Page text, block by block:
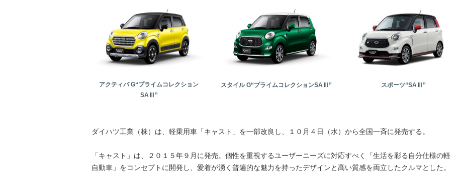
アクティバ G“プライムコレクション
SAⅢ”
スタイル G“プライムコレクションSAⅢ” スポーツ“SAⅢ”
ダイハツ工業（株）は、軽乗用車「キャスト」を一部改良し、１０月４日（水）から全国一斉に発売する。
「キャスト」は、２０１５年９月に発売。個性を重視するユーザーニーズに対応すべく「生活を彩る自分仕様の軽
自動車」をコンセプトに開発し、愛着が湧く普遍的な魅力を持ったデザインと高い質感を両立したクルマとした。